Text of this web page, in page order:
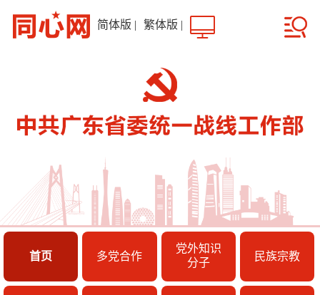
简体版 | 繁体版 |
首页 多党合作
党外知识
分子
民族宗教